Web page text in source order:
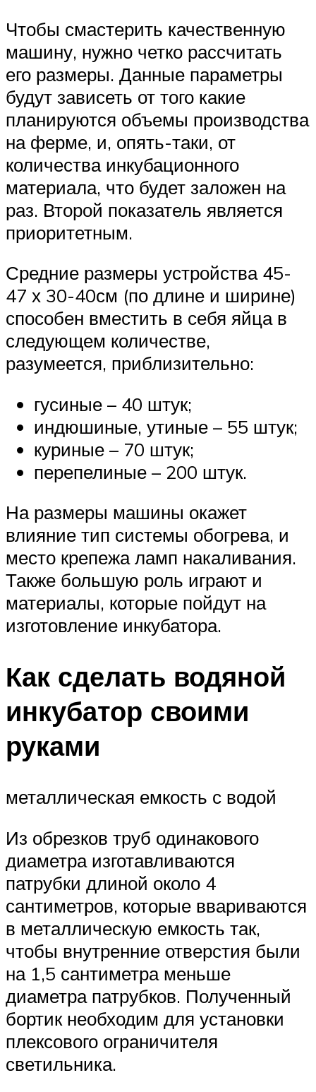
Чтобы смастерить качественную
машину, нужно четко рассчитать
его размеры. Данные параметры
будут зависеть от того какие
планируются объемы производства
на ферме, и, опять-таки, от
количества инкубационного
материала, что будет заложен на
раз. Второй показатель является
приоритетным.
Средние размеры устройства 45-
47 х 30-40см (по длине и ширине)
способен вместить в себя яйца в
следующем количестве,
разумеется, приблизительно:
гусиные – 40 штук;
индюшиные, утиные – 55 штук;
куриные – 70 штук;
перепелиные – 200 штук.
На размеры машины окажет
влияние тип системы обогрева, и
место крепежа ламп накаливания.
Также большую роль играют и
материалы, которые пойдут на
изготовление инкубатора.
Как сделать водяной
инкубатор своими
руками
металлическая емкость с водой
Из обрезков труб одинакового
диаметра изготавливаются
патрубки длиной около 4
сантиметров, которые ввариваются
в металлическую емкость так,
чтобы внутренние отверстия были
на 1,5 сантиметра меньше
диаметра патрубков. Полученный
бортик необходим для установки
плексового ограничителя
светильника.